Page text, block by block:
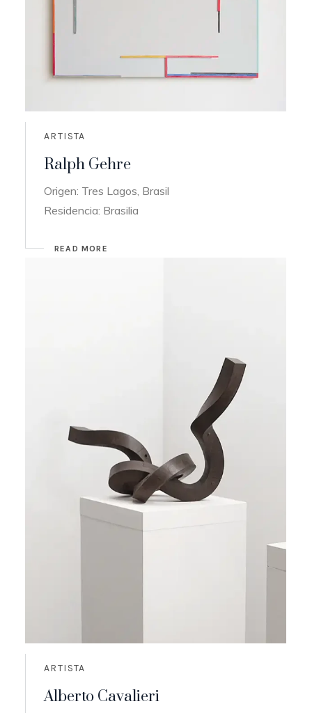
ARTISTA
Ralph Gehre
Origen: Tres Lagos, Brasil
Residencia: Brasilia
READ MORE
ARTISTA
Alberto Cavalieri